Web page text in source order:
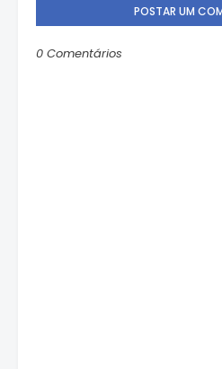
POSTAR UM
0 Comentários